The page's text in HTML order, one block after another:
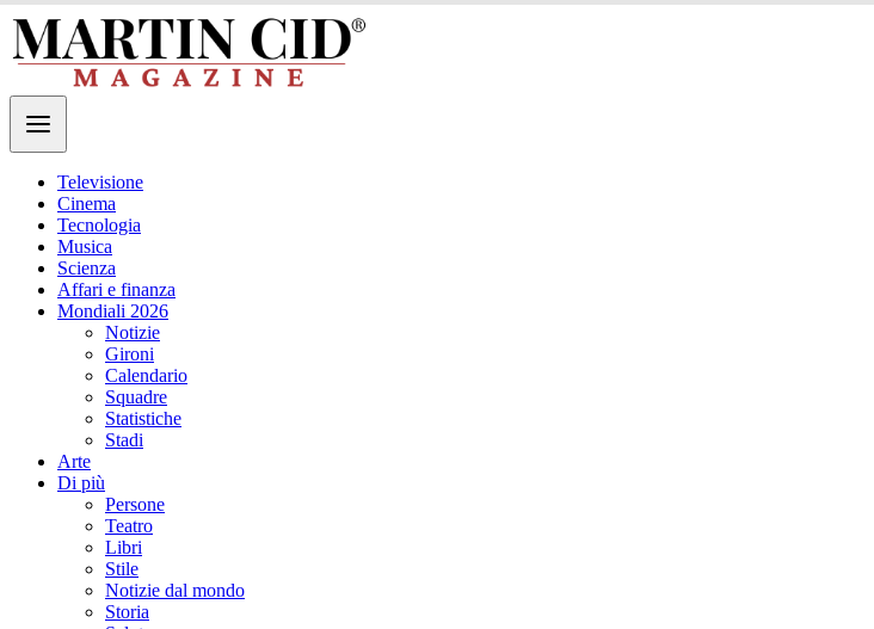
Televisione
Cinema
Tecnologia
Musica
Scienza
Affari e finanza
Mondiali 2026
Notizie
Gironi
Calendario
Squadre
Statistiche
Stadi
Arte
Di più
Persone
Teatro
Libri
Stile
Notizie dal mondo
Storia